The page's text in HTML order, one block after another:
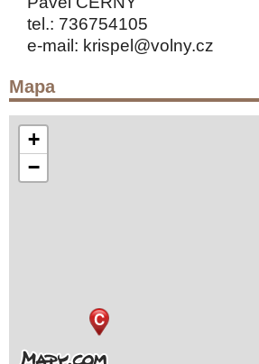
tel.: 736754105
e-mail: krispel@volny.cz
Mapa
C
+
−